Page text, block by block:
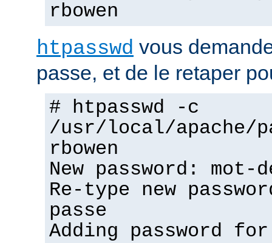
rbowen
htpasswd vous
passe, et de le retaper
# htpasswd -c
/usr/local/apache/
rbowen
New password: mot-
Re-type new
passe
Adding password